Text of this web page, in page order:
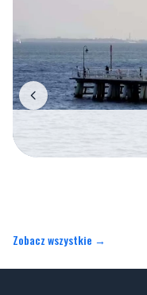
Zobacz wszystkie →